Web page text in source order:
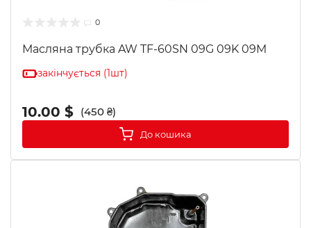
0
Масляна трубка AW TF-60SN 09G 09K 09M
закінчується (1шт)
10.00 $ (450 ₴)
До кошика